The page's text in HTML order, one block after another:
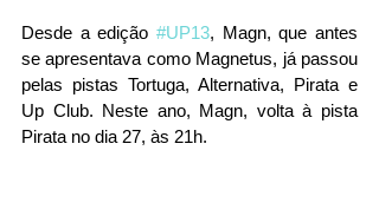
Desde a edição #UP13, Magn, que antes
se apresentava como Magnetus, já passou
pelas pistas Tortuga, Alternativa, Pirata e
Up Club. Neste ano, Magn, volta à pista
Pirata no dia 27, às 21h.